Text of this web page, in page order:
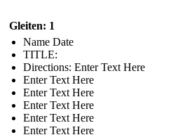
Gleiten: 1
Name Date
TITLE :
Directions: Enter Text Here
Enter Text Here
Enter Text Here
Enter Text Here
Enter Text Here
Enter Text Here